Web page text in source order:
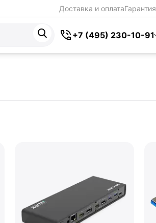
Доставка и оплатаГарантия
+7 (495) 230-10-91